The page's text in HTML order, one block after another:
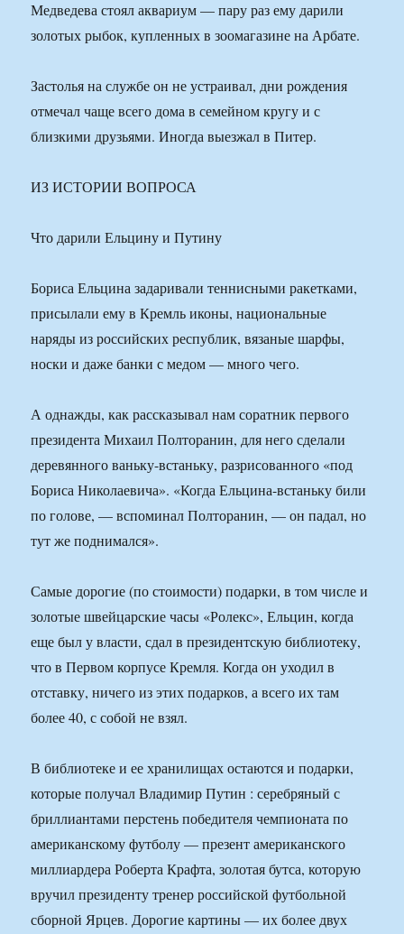
Медведева стоял аквариум — пару раз ему дарили
золотых рыбок, купленных в зоомагазине на Арбате.
Застолья на службе он не устраивал, дни рождения
отмечал чаще всего дома в семейном кругу и с
близкими друзьями. Иногда выезжал в Питер.
ИЗ ИСТОРИИ ВОПРОСА
Что дарили Ельцину и Путину
Бориса Ельцина задаривали теннисными ракетками,
присылали ему в Кремль иконы, национальные
наряды из российских республик, вязаные шарфы,
носки и даже банки с медом — много чего.
А однажды, как рассказывал нам соратник первого
президента Михаил Полторанин, для него сделали
деревянного ваньку-встаньку, разрисованного «под
Бориса Николаевича». «Когда Ельцина-встаньку били
по голове, — вспоминал Полторанин, — он падал, но
тут же поднимался».
Самые дорогие (по стоимости) подарки, в том числе и
золотые швейцарские часы «Ролекс», Ельцин, когда
еще был у власти, сдал в президентскую библиотеку,
что в Первом корпусе Кремля. Когда он уходил в
отставку, ничего из этих подарков, а всего их там
более 40, с собой не взял.
В библиотеке и ее хранилищах остаются и подарки,
которые получал Владимир Путин : серебряный с
бриллиантами перстень победителя чемпионата по
американскому футболу — презент американского
миллиардера Роберта Крафта, золотая бутса, которую
вручил президенту тренер российской футбольной
сборной Ярцев. Дорогие картины — их более двух